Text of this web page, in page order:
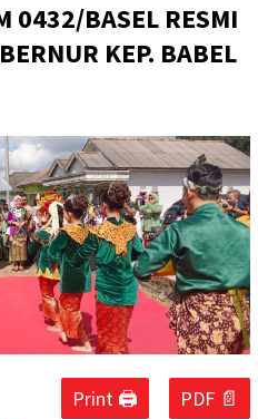
0432/BASEL RESMI
KEP. BABEL
Print 🖨 PDF 📄